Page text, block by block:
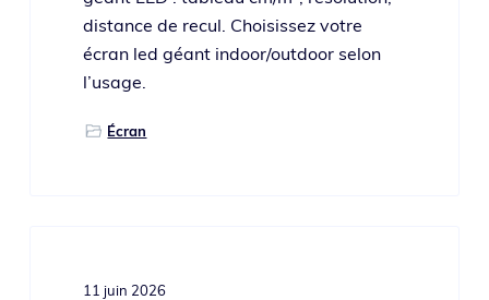
dis­tance de recul. Choisissez votre
écran led géant indoor/outdoor selon
l’usage.
Écran
11 juin 2026